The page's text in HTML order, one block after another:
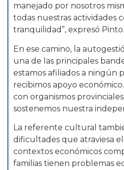
manejado por nosotros
todas nuestras actividades
tranquilidad”, expresó Pinto.
En ese camino, la
una de las principales
estamos afiliados a ningún
recibimos apoyo
con organismos
sostenemos nuestra
La referente cultural
dificultades que atraviesa
contextos económicos
familias tienen problemas